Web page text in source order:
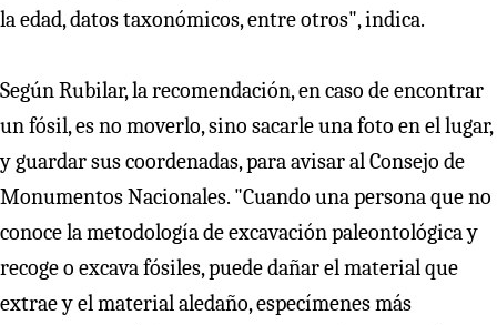
la edad, datos taxonómicos, entre otros", indica.
Según Rubilar, la recomendación, en caso de encontrar
un fósil, es no moverlo, sino sacarle una foto en el lugar,
y guardar sus coordenadas, para avisar al Consejo de
Monumentos Nacionales. "Cuando una persona que no
conoce la metodología de excavación paleontológica y
recoge o excava fósiles, puede dañar el material que
extrae y el material aledaño, especímenes más